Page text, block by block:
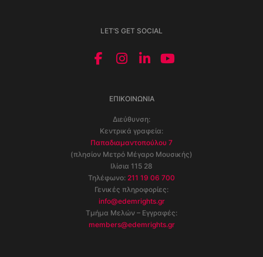
LET’S GET SOCIAL
ΕΠΙΚΟΙΝΩΝΊΑ
Διεύθυνση:
Κεντρικά γραφεία:
Παπαδιαμαντοπούλου 7
(πλησίον Μετρό Μέγαρο Μουσικής)
Ιλίσια 115 28
Τηλέφωνο: 211 19 06 700
Γενικές πληροφορίες:
info@edemrights.gr
Τμήμα Μελών – Εγγραφές:
members@edemrights.gr